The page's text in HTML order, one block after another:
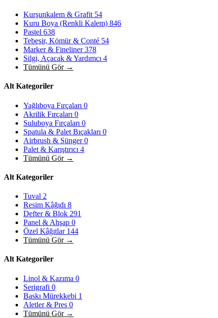
Kurşunkalem & Grafit 54
Kuru Boya (Renkli Kalem) 846
Pastel 638
Tebeşir, Kömür & Conté 54
Marker & Fineliner378
Silgi, Açacak & Yardımcı 4
Tümünü Gör →
Alt Kategoriler
Yağlıboya Fırçaları 0
Akrilik Fırçaları 0
Suluboya Fırçaları 0
Spatula & Palet Bıçakları 0
Airbrush & Sünger0
Palet & Karıştırıcı 4
Tümünü Gör →
Alt Kategoriler
Tuval 2
Resim Kâğıdı 8
Defter & Blok 291
Panel & Ahşap 0
Özel Kâğıtlar 144
Tümünü Gör →
Alt Kategoriler
Linol & Kazıma 0
Serigrafi 0
Baskı Mürekkebi 1
Aletler & Pres 0
Tümünü Gör →